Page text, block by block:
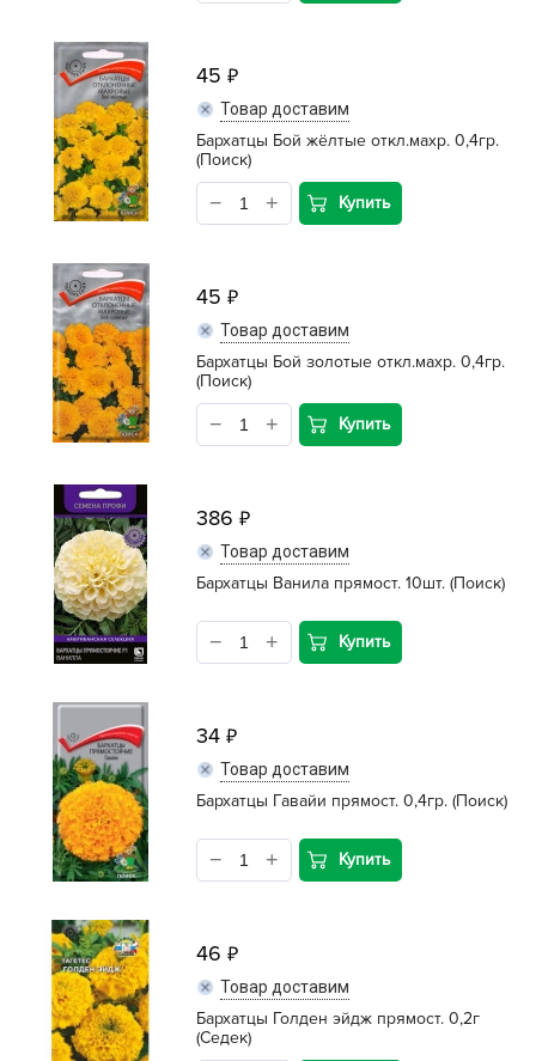
45
Товар доставим
Бархатцы Бой жёлтые откл.махр. 0,4гр.
(Поиск)
Купить
45
Товар доставим
Бархатцы Бой золотые откл.махр. 0,4гр.
(Поиск)
Купить
386
Товар доставим
Бархатцы Ванила прямост. 10шт. (Поиск)
Купить
34
Товар доставим
Бархатцы Гавайи прямост. 0,4гр. (Поиск)
Купить
46
Товар доставим
Бархатцы Голден эйдж прямост. 0,2г
(Седек)